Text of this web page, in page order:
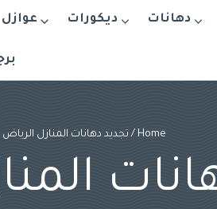
دهانات ديكورات عوازل
Home
/ تجديد دهانات المنازل الرياض